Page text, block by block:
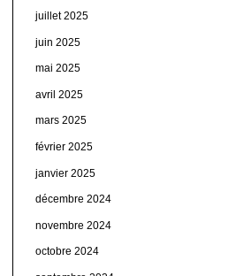
juillet 2025
juin 2025
mai 2025
avril 2025
mars 2025
février 2025
janvier 2025
décembre 2024
novembre 2024
octobre 2024